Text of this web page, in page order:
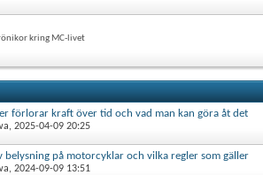
kring MC-livet
förlorar kraft över tid och vad man kan göra åt det
, 2025-04-09 20:25
belysning på motorcyklar och vilka regler som gäller
, 2024-09-09 13:51